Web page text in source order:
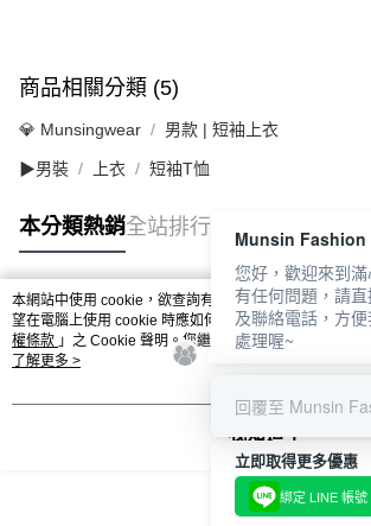
商品相關分類 (5)
💎 Munsingwear 男款 | 短袖上衣
▶男裝 上衣 短袖T恤
本分類熱銷全站排行
熱門標籤
本網站中使用 cookie，欲查詢有關本網站使用 cookie 方
望在電腦上使用 cookie 時應如何變更電腦的 cookie 設
權條款 」之 Cookie 聲明。您繼續使用本網站即表示您
用條款之 Cookie 聲明使用 cookie。
了解更多 >
我知道了
立即取得更多優惠
綁定 LINE 帳號
Munsin Fashion
您好，歡迎來到滿
有任何問題，請
及聯絡電話，方
處理喔~
回覆至 Munsin